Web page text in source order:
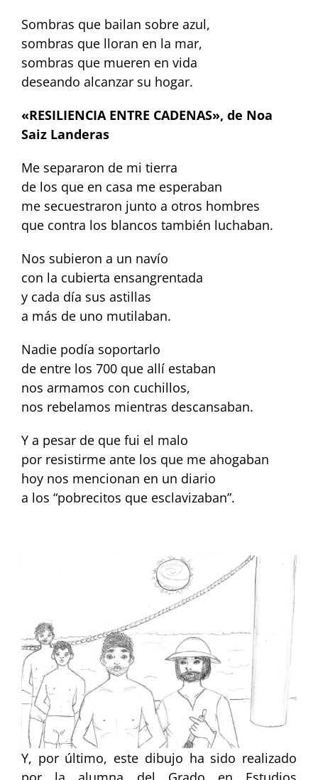
Sombras que bailan sobre azul,
sombras que lloran en la mar,
sombras que mueren en vida
deseando alcanzar su hogar.
«RESILIENCIA ENTRE CADENAS», de Noa
Saiz Landeras
Me separaron de mi tierra
de los que en casa me esperaban
me secuestraron junto a otros hombres
que contra los blancos también luchaban.
Nos subieron a un navío
con la cubierta ensangrentada
y cada día sus astillas
a más de uno mutilaban.
Nadie podía soportarlo
de entre los 700 que allí estaban
nos armamos con cuchillos,
nos rebelamos mientras descansaban.
Y a pesar de que fui el malo
por resistirme ante los que me ahogaban
hoy nos mencionan en un diario
a los “pobrecitos que esclavizaban”.
Y, por último, este dibujo ha sido realizado